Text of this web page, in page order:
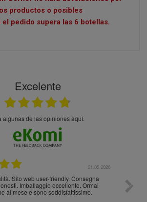
productos o posibles
pedido supera las 6 botellas.
Excelente
algunas de las opiniones aquí.
21.05.2026
Sito web user-friendly. Consegna
Imballaggio eccellente. Ormai
al mese e sono soddisfattissimo.
10/10